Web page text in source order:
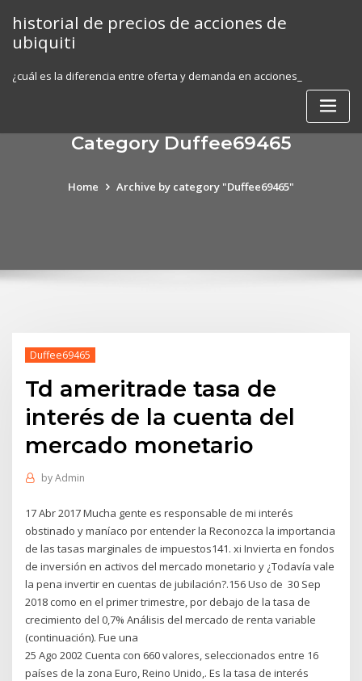
content
historial de precios de acciones de
ubiquiti
¿cuál es la diferencia entre oferta y demanda en acciones_
Category Duffee69465
Home Archive by category "Duffee69465"
Duffee69465
Td ameritrade tasa de
interés de la cuenta del
mercado monetario
byAdmin
17 Abr 2017 Mucha gente es responsable de mi interés
obstinado y maníaco por entender la Reconozca la importancia
de las tasas marginales de impuestos141. xi Invierta en fondos
de inversión en activos del mercado monetario y ¿Todavía vale
la pena invertir en cuentas de jubilación?.156 Uso de 30 Sep
2018 como en el primer trimestre, por debajo de la tasa de
crecimiento del 0,7% Análisis del mercado de renta variable
(continuación). Fue una
25 Ago 2002 Cuenta con 660 valores, seleccionados entre 16
países de la zona Euro, Reino Unido,. Es la tasa de interés